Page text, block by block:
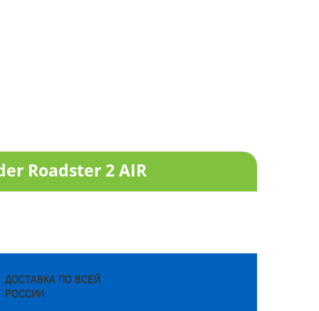
Roadster 2 AIR
ДОСТАВКА ПО ВСЕЙ
РОССИИ